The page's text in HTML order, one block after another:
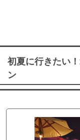
初夏に行きたい
ン